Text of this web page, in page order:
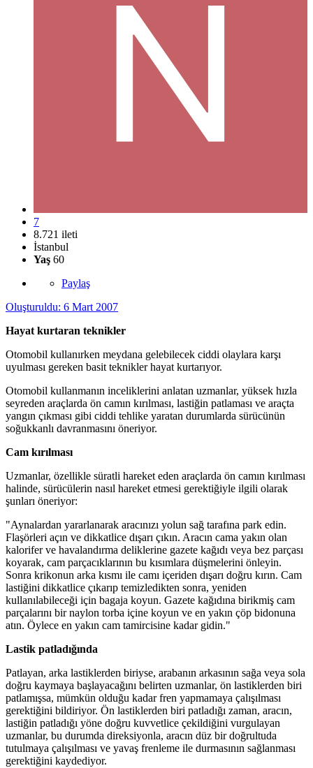
7
8.721 ileti
İstanbul
Yaş 60
Paylaş
Oluşturuldu: 6 Mart 2007
Hayat kurtaran teknikler
Otomobil kullanırken meydana gelebilecek ciddi olaylara karşı
uyulması gereken basit teknikler hayat kurtarıyor.
Otomobil kullanmanın inceliklerini anlatan uzmanlar, yüksek hızla
seyreden araçlarda ön camın kırılması, lastiğin patlaması ve araçta
yangın çıkması gibi ciddi tehlike yaratan durumlarda sürücünün
soğukkanlı davranmasını öneriyor.
Cam kırılması
Uzmanlar, özellikle süratli hareket eden araçlarda ön camın kırılması
halinde, sürücülerin nasıl hareket etmesi gerektiğiyle ilgili olarak
şunları öneriyor:
"Aynalardan yararlanarak aracınızı yolun sağ tarafına park edin.
Flaşörleri açın ve dikkatlice dışarı çıkın. Aracın cama yakın olan
kalorifer ve havalandırma deliklerine gazete kağıdı veya bez parçası
koyarak, cam parçacıklarının bu kısımlara düşmelerini önleyin.
Sonra krikonun arka kısmı ile camı içeriden dışarı doğru kırın. Cam
lastiğini dikkatlice çıkarıp temizledikten sonra, yeniden
kullanılabileceği için bagaja koyun. Gazete kağıdına birikmiş cam
parçalarını bir naylon torba içine koyun ve en yakın çöp bidonuna
atın. Öylece en yakın cam tamircisine kadar gidin."
Lastik patladığında
Patlayan, arka lastiklerden biriyse, arabanın arkasının sağa veya sola
doğru kaymaya başlayacağını belirten uzmanlar, ön lastiklerden biri
patlamışsa, mümkün olduğu kadar fren yapmamaya çalışılması
gerektiğini bildiriyor. Ön lastiklerden biri patladığı zaman, aracın,
lastiğin patladığı yöne doğru kuvvetlice çekildiğini vurgulayan
uzmanlar, bu durumda direksiyonla, aracın düz bir doğrultuda
tutulmaya çalışılması ve yavaş frenleme ile durmasının sağlanması
gerektiğini kaydediyor.